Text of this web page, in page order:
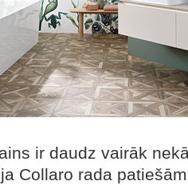
ir daudz vairāk
Collaro rada